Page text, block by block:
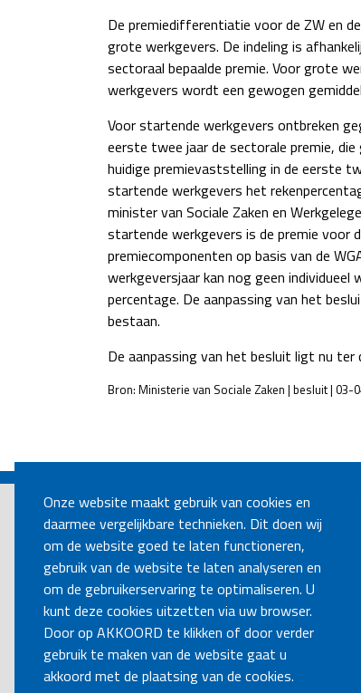
Onze website maakt gebruik van cookies en
daarmee vergelijkbare technieken. Dit doen wij
om de website goed te laten functioneren,
gebruik van de website te laten analyseren en
om de gebruikerservaring te optimaliseren. U
kunt deze cookies uitzetten via uw browser.
Door op AKKOORD te klikken of door verder
gebruik te maken van de website gaat u
akkoord met de plaatsing van de cookies.
De premiedifferentiatie voor de ZW en
grote werkgevers. De indeling is
sectoraal bepaalde premie. Voor grote
werkgevers wordt een gewogen
Voor startende werkgevers ontbreken
eerste twee jaar de sectorale premie,
huidige premievaststelling in de eerste
startende werkgevers het
minister van Sociale Zaken en
startende werkgevers is de premie voor
premiecomponenten op basis van de
werkgeversjaar kan nog geen
percentage. De aanpassing van het
bestaan.
De aanpassing van het besluit ligt nu ter
Bron: Ministerie van Sociale Zaken | besluit | 03-
NAVIGATION